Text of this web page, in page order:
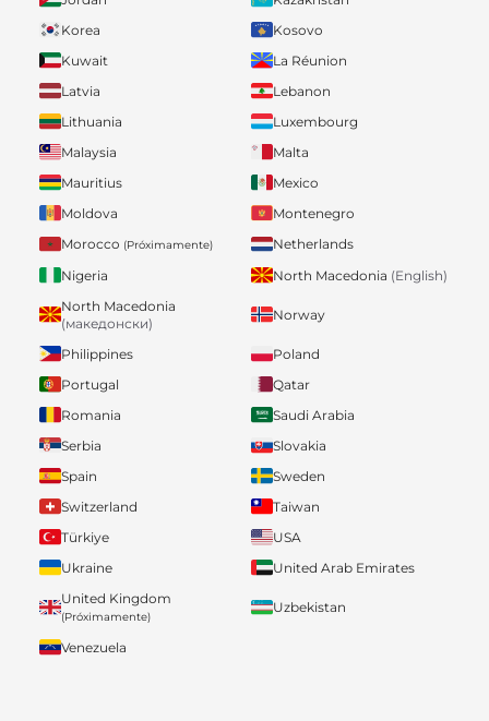
Korea
Kosovo
Kuwait
La Réunion
Latvia
Lebanon
Lithuania
Luxembourg
Malaysia
Malta
Mauritius
Mexico
Moldova
Montenegro
Morocco (Próximamente)
Netherlands
Nigeria
North Macedonia (English)
North Macedonia
(македонски)
Norway
Philippines
Poland
Portugal
Qatar
Romania
Saudi Arabia
Serbia
Slovakia
Spain
Sweden
Switzerland
Taiwan
Türkiye
USA
Ukraine
United Arab Emirates
United Kingdom
(Próximamente)
Uzbekistan
Venezuela